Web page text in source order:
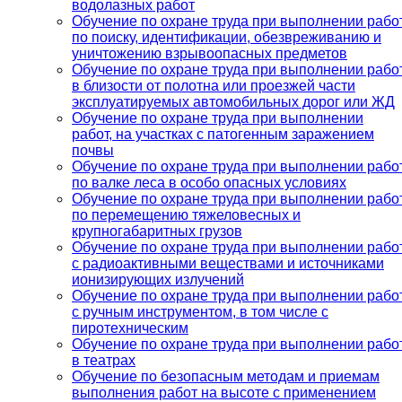
водолазных работ
Обучение по охране труда при выполнении
по поиску, идентификации, обезвреживанию и
уничтожению взрывоопасных предметов
Обучение по охране труда при выполнении
в близости от полотна или проезжей части
эксплуатируемых автомобильных дорог или ЖД
Обучение по охране труда при выполнении
работ, на участках с патогенным заражением
почвы
Обучение по охране труда при выполнении
по валке леса в особо опасных условиях
Обучение по охране труда при выполнении
по перемещению тяжеловесных и
крупногабаритных грузов
Обучение по охране труда при выполнении
с радиоактивными веществами и источниками
ионизирующих излучений
Обучение по охране труда при выполнении
с ручным инструментом, в том числе с
пиротехническим
Обучение по охране труда при выполнении
в театрах
Обучение по безопасным методам и приемам
выполнения работ на высоте с применением